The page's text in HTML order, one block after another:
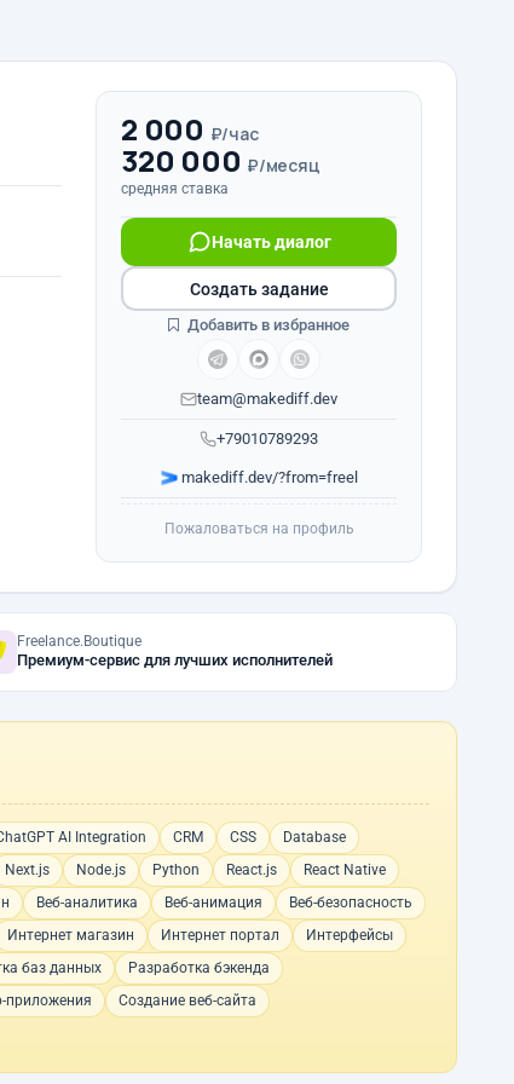
2 000 ₽/час
320 000 ₽/месяц
средняя ставка
+79010789293
Начать диалог
team@makediff.dev
makediff.dev/?from=freel
Создать задание
Добавить в избранное
Пожаловаться на профиль
Freelance.Boutique
Премиум-сервис для лучших исполнителей
AI Integration CRM CSS
Database
Next.js Node.js Python React.js
React Native
Веб-аналитика Веб-анимация
Веб-безопасность
Интернет магазин Интернет портал
Интерфейсы
баз данных
Разработка бэкенда
приложения
Создание веб-сайта